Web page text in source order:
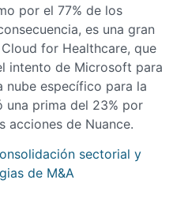
por el 77% de los
es una gran
for Healthcare, que
intento de Microsoft para
nube específico para la
una prima del 23% por
acciones de Nuance.
sectorial y
de M&A